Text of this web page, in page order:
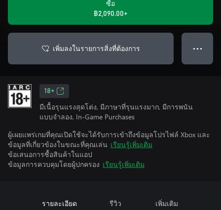
ซื้อ
฿2,090.00+
เพิ่มลงในรายการสิ่งที่ต้องการ ● ● ●
18+
มีเนื้อรุนแรงสุดโต่ง, มีภาษาที่รุนแรงมาก, มีการพนัน
แบบจำลอง, In-Game Purchases
ผู้เผยแพร่เกมที่คุณเปิดใช้จะได้รับการเข้าถึงข้อมูลโปรไฟล์ Xbox และ
ข้อมูลที่เกี่ยวข้องในขณะที่คุณเล่น เรียนรู้เพิ่มเติม
ข้อเสนอการซื้อสินค้าในแอป
ข้อมูลการควบคุมโดยผู้ปกครอง เรียนรู้เพิ่มเติม
รายละเอียด รีวิว เพิ่มเติม